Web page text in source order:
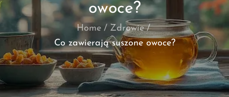
owoce?
Home
Zdrowie
Co zawierają suszone owoce?